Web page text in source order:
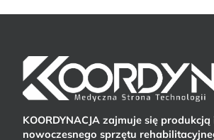
KOORDYNACJA zajmuje się
nowoczesnego sprzętu